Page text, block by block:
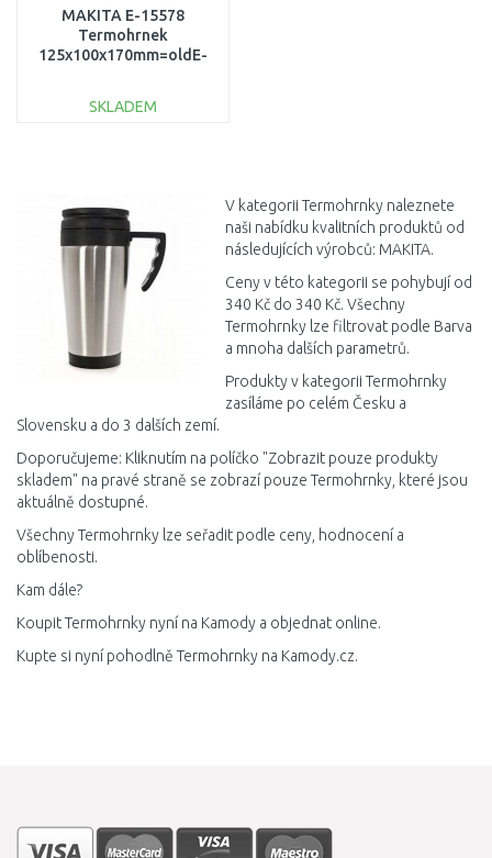
MAKITA E-15578
Termohrnek
125x100x170mm=oldE-
SKLADEM
V kategorii Termohrnky naleznete
naši nabídku kvalitních produktů od
následujících výrobců: MAKITA.
Ceny v této kategorii se pohybují od
340 Kč do 340 Kč. Všechny
Termohrnky lze filtrovat podle Barva
a mnoha dalších parametrů.
Produkty v kategorii Termohrnky
zasíláme po celém Česku a
Slovensku a do 3 dalších zemí.
Doporučujeme: Kliknutím na políčko "Zobrazit pouze produkty
skladem" na pravé straně se zobrazí pouze Termohrnky, které jsou
aktuálně dostupné.
Všechny Termohrnky lze seřadit podle ceny, hodnocení a
oblíbenosti.
Kam dále?
Koupit Termohrnky nyní na Kamody a objednat online.
Kupte si nyní pohodlně Termohrnky na Kamody.cz.